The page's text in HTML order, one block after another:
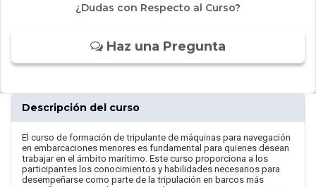
¿Dudas con Respecto al Curso?
Haz una Pregunta
Descripción del curso
El curso de formación de tripulante de máquinas para navegación
en embarcaciones menores es fundamental para quienes desean
trabajar en el ámbito marítimo. Este curso proporciona a los
participantes los conocimientos y habilidades necesarios para
desempeñarse como parte de la tripulación en barcos más